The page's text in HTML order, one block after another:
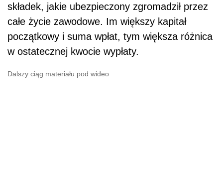
składek, jakie ubezpieczony zgromadził przez
całe życie zawodowe. Im większy kapitał
początkowy i suma wpłat, tym większa różnica
w ostatecznej kwocie wypłaty.
Dalszy ciąg materiału pod wideo